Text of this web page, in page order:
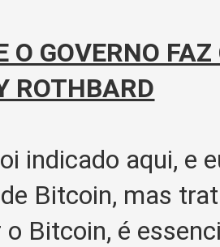
O GOVERNO
ROTHBARD
indicado aqui, e
Bitcoin, mas
o Bitcoin, é